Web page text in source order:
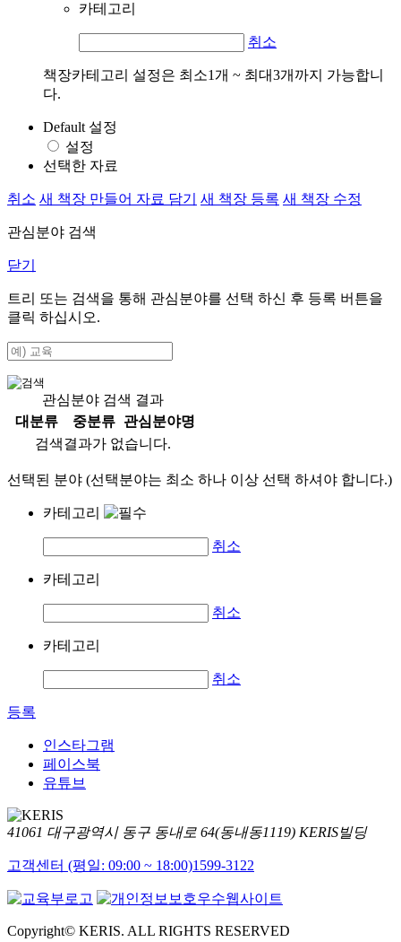
카테고리
취소
책장카테고리 설정은 최소1개 ~ 최대3개까지 가능합니
다.
Default 설정
설정
선택한 자료
취소 새 책장 만들어 자료 담기 새 책장 등록 새 책장 수정
관심분야 검색
닫기
트리 또는 검색을 통해 관심분야를 선택 하신 후 등록 버튼을
클릭 하십시오.
관심분야 검색 결과
대분류
중분류
관심분야명
검색결과가 없습니다.
선택된 분야 (선택분야는 최소 하나 이상 선택 하셔야 합니다.)
카테고리
취소
카테고리
취소
카테고리
취소
등록
인스타그램
페이스북
유튜브
41061 대구광역시 동구 동내로 64(동내동1119) KERIS빌딩
고객센터 (평일: 09:00 ~ 18:00)1599-3122
Copyright© KERIS. ALL RIGHTS RESERVED